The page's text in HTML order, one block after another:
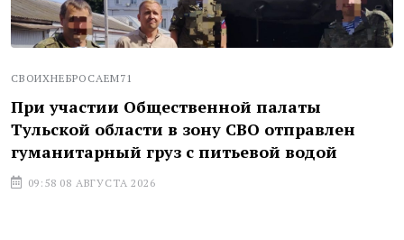
СВОИХНЕБРОСАЕМ71
При участии Общественной палаты
Тульской области в зону СВО отправлен
гуманитарный груз с питьевой водой
09:58 08 АВГУСТА 2026